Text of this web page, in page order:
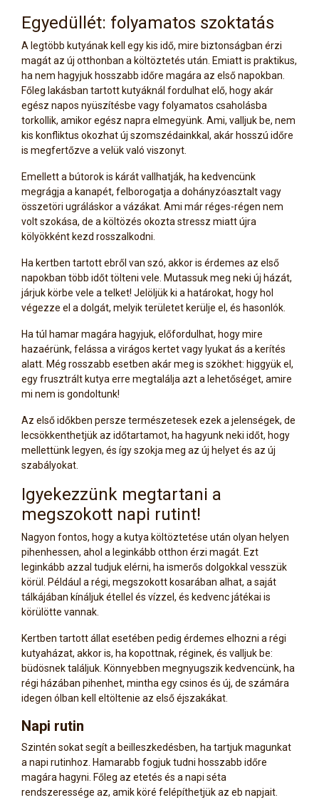
Egyedüllét: folyamatos szoktatás
A legtöbb kutyának kell egy kis idő, mire biztonságban érzi
magát az új otthonban a költöztetés után. Emiatt is praktikus,
ha nem hagyjuk hosszabb időre magára az első napokban.
Főleg lakásban tartott kutyáknál fordulhat elő, hogy akár
egész napos nyüszítésbe vagy folyamatos csaholásba
torkollik, amikor egész napra elmegyünk. Ami, valljuk be, nem
kis konfliktus okozhat új szomszédainkkal, akár hosszú időre
is megfertőzve a velük való viszonyt.
Emellett a bútorok is kárát vallhatják, ha kedvencünk
megrágja a kanapét, felborogatja a dohányzóasztalt vagy
összetöri ugráláskor a vázákat. Ami már réges-régen nem
volt szokása, de a költözés okozta stressz miatt újra
kölyökként kezd rosszalkodni.
Ha kertben tartott ebről van szó, akkor is érdemes az első
napokban több időt tölteni vele. Mutassuk meg neki új házát,
járjuk körbe vele a telket! Jelöljük ki a határokat, hogy hol
végezze el a dolgát, melyik területet kerülje el, és hasonlók.
Ha túl hamar magára hagyjuk, előfordulhat, hogy mire
hazaérünk, felássa a virágos kertet vagy lyukat ás a kerítés
alatt. Még rosszabb esetben akár meg is szökhet: higgyük el,
egy frusztrált kutya erre megtalálja azt a lehetőséget, amire
mi nem is gondoltunk!
Az első időkben persze természetesek ezek a jelenségek, de
lecsökkenthetjük az időtartamot, ha hagyunk neki időt, hogy
mellettünk legyen, és így szokja meg az új helyet és az új
szabályokat.
Igyekezzünk megtartani a
megszokott napi rutint!
Nagyon fontos, hogy a kutya költöztetése után olyan helyen
pihenhessen, ahol a leginkább otthon érzi magát. Ezt
leginkább azzal tudjuk elérni, ha ismerős dolgokkal vesszük
körül. Például a régi, megszokott kosarában alhat, a saját
tálkájában kínáljuk étellel és vízzel, és kedvenc játékai is
körülötte vannak.
Kertben tartott állat esetében pedig érdemes elhozni a régi
kutyaházat, akkor is, ha kopottnak, réginek, és valljuk be:
büdösnek találjuk. Könnyebben megnyugszik kedvencünk, ha
régi házában pihenhet, mintha egy csinos és új, de számára
idegen ólban kell eltöltenie az első éjszakákat.
Napi rutin
Szintén sokat segít a beilleszkedésben, ha tartjuk magunkat
a napi rutinhoz. Hamarabb fogjuk tudni hosszabb időre
magára hagyni. Főleg az etetés és a napi séta
rendszeressége az, amik köré felépíthetjük az eb napjait.